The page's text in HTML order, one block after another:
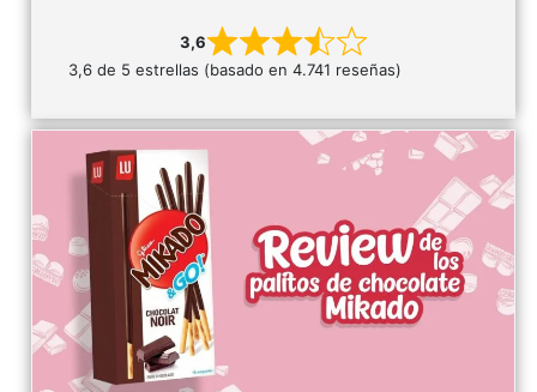
3,6
3,6 de 5 estrellas (basado en 4.741 reseñas)